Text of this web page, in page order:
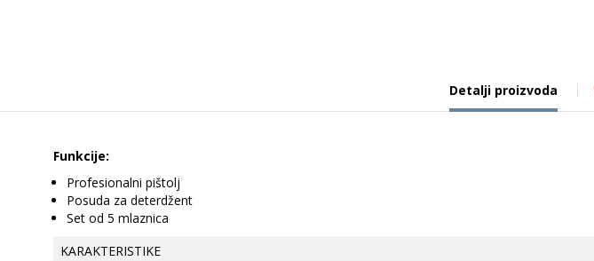
Detalji proizvoda
Funkcije:
Profesionalni pištolj
Posuda za deterdžent
Set od 5 mlaznica
KARAKTERISTIKE